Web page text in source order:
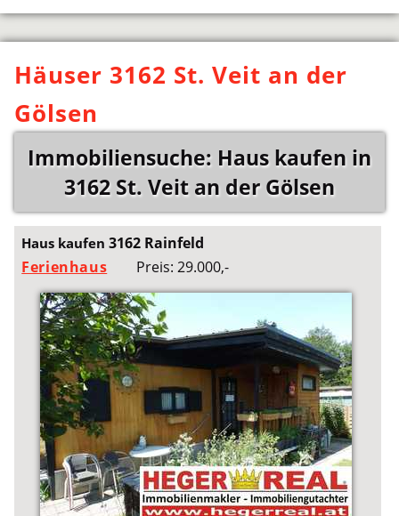
Häuser 3162 St. Veit an der
Gölsen
Immobiliensuche: Haus kaufen in
3162 St. Veit an der Gölsen
Haus kaufen3162 Rainfeld
Ferienhaus
Preis: 29.000,-